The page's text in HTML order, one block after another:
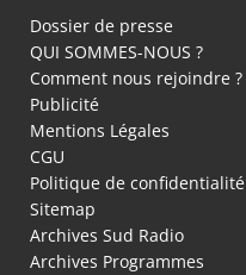
Dossier de presse
QUI SOMMES-NOUS ?
Comment nous rejoindre ?
Publicité
Mentions Légales
CGU
Politique de confidentialité
Sitemap
Archives Sud Radio
Archives Programmes